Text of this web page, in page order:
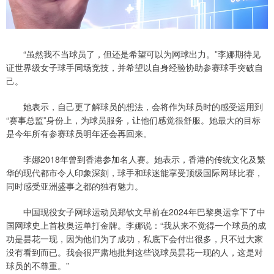
“虽然我不当球员了，但还是希望可以为网球出力。”李娜期待见
证世界级女子球手同场竞技，并希望以自身经验协助参赛球手突破自
己。
她表示，自己更了解球员的想法，会将作为球员时的感受运用到
“赛事总监”身份上，为球员服务，让他们感觉很舒服。她最大的目标
是今年所有参赛球员明年还会再回来。
李娜2018年曾到香港参加名人赛。她表示，香港的传统文化及繁
华的现代都市令人印象深刻，球手和球迷能享受顶级国际网球比赛，
同时感受亚洲盛事之都的独有魅力。
中国现役女子网球运动员郑钦文早前在2024年巴黎奥运拿下了中
国网球史上首枚奥运单打金牌。李娜说：“我从来不觉得一个球员的成
功是昙花一现，因为他们为了成功，私底下会付出很多，只不过大家
没有看到而已。我会很严肃地批判这些说球员昙花一现的人，这是对
球员的不尊重。”